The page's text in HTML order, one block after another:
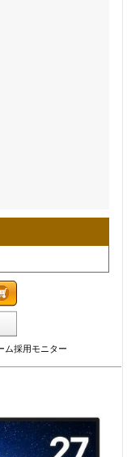
ム採用モニター